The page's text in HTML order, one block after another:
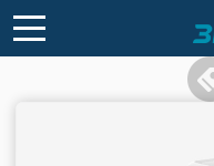
登录 注册